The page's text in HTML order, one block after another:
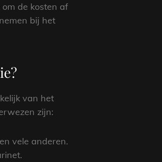
de kosten af
bij het
van het
zijn:
vele anderen.